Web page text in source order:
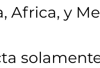
Africa, y